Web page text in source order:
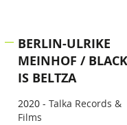
BERLIN-ULRIKE
MEINHOF / BLACK
IS BELTZA
2020 - Talka Records &
Films